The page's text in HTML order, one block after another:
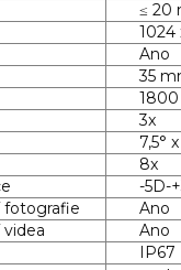
≤ 20
1024
Ano
35
3x
7,5°
8x
-5D-
fotografie
Ano
Ano
IP67